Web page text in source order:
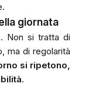
giornata
Non si tratta di
ma di regolarità
si ripetono,
.